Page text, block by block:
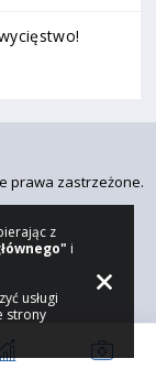
prawa zastrzeżone.
z
i
usługi
strony